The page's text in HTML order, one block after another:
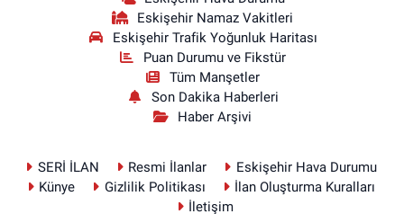
Eskişehir Namaz Vakitleri
Eskişehir Trafik Yoğunluk Haritası
Puan Durumu ve Fikstür
Tüm Manşetler
Son Dakika Haberleri
Haber Arşivi
SERİ İLAN Resmi İlanlar
Eskişehir Hava Durumu
Künye
Gizlilik Politikası
İlan Oluşturma Kuralları
İletişim